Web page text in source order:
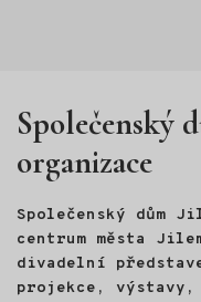
s pravidelnou
způsobí, ukáže
zásadních změn,
mužských hrdinů na
do prostředí
Společenský
organizace
Společenský dům
centrum města
divadelní
projekce,